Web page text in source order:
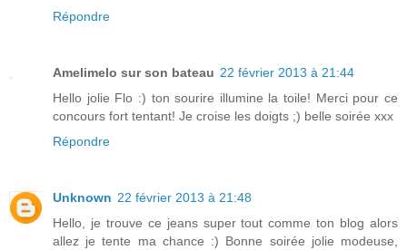
Répondre
Amelimelo sur son bateau 22 février 2013 à 21:44
Hello jolie Flo :) ton sourire illumine la toile! Merci pour ce
concours fort tentant! Je croise les doigts ;) belle soirée xxx
Répondre
Unknown 22 février 2013 à 21:48
Hello, je trouve ce jeans super tout comme ton blog alors
allez je tente ma chance :) Bonne soirée jolie modeuse,